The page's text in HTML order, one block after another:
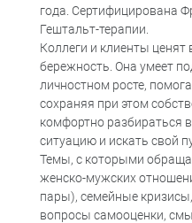
года. Сертифицирована
Гештальт-терапии.
Коллеги и клиенты ценят
бережность. Она умеет
личностном росте,
сохраняя при этом
комфортно разбираться
ситуацию и искать свой
Темы, с которыми
женско-мужских
пары), семейные
вопросы самооценки,